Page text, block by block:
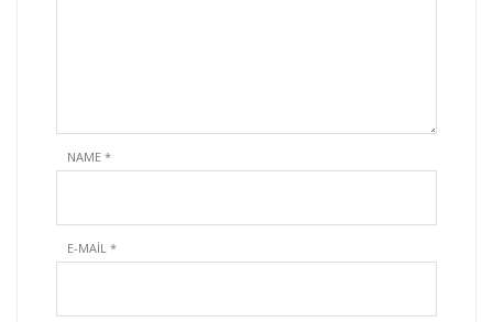
NAME *
E-MAIL *